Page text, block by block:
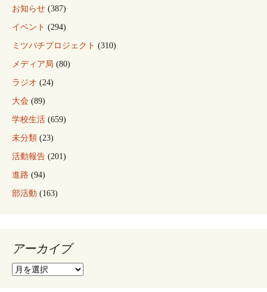
お知らせ (387)
イベント (294)
ミツバチプロジェクト (310)
メディア局 (80)
ラジオ (24)
大会 (89)
学校生活 (659)
未分類 (23)
活動報告 (201)
進路 (94)
部活動 (163)
アーカイブ
ア